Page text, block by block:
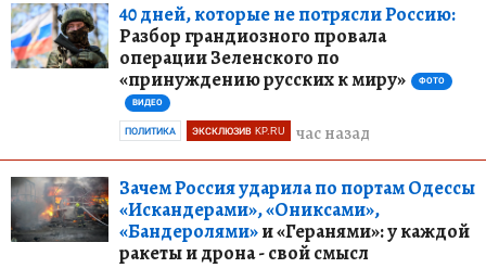
40 дней, которые не потрясли Россию:
Разбор грандиозного провала
операции Зеленского по
«принуждению русских к миру»
ФОТО
ВИДЕО
час назад
ПОЛИТИКА ЭКСКЛЮЗИВ KP.RU
Зачем Россия ударила по портам Одессы
«Искандерами», «Ониксами»,
«Бандеролями»и «Геранями»: у каждой
ракеты и дрона - свой смысл